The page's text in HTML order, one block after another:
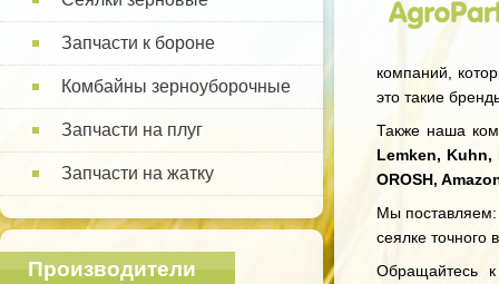
Запчасти к бороне
Комбайны зерноуборочные
Запчасти на плуг
Запчасти на жатку
Производители
компаний,
это такие
Также наша
Lemken, Kuhn,
OROSH,
Мы поставляем:
сеялке точного
Обращайтесь